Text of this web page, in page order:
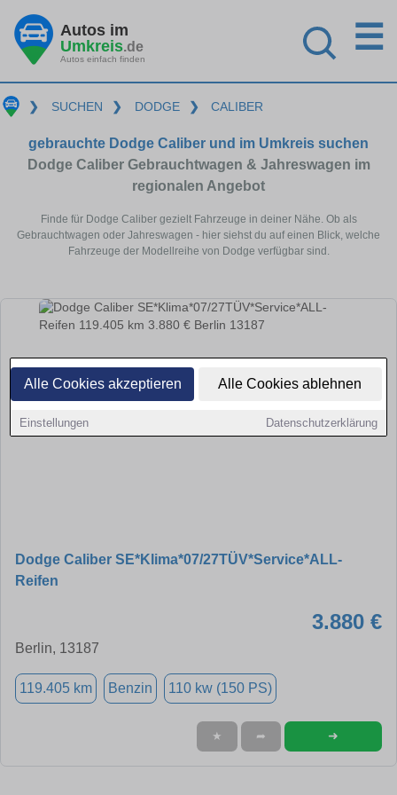
Alle Cookies akzeptieren Alle Cookies ablehnen
Einstellungen Datenschutzerklärung
Autos im
Umkreis.de
Autos einfach finden
☰
❯ SUCHEN ❯ DODGE ❯ CALIBER
gebrauchte Dodge Caliber und im Umkreis suchen
Dodge Caliber Gebrauchtwagen & Jahreswagen im
regionalen Angebot
Finde für Dodge Caliber gezielt Fahrzeuge in deiner Nähe. Ob als
Gebrauchtwagen oder Jahreswagen - hier siehst du auf einen Blick, welche
Fahrzeuge der Modellreihe von Dodge verfügbar sind.
Dodge Caliber SE*Klima*07/27TÜV*Service*ALL-
Reifen
3.880 €
Berlin, 13187
119.405 km Benzin 110 kw (150 PS)
★ ➦ ➜